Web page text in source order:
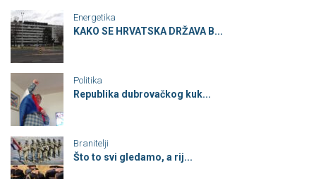
Energetika
KAKO SE HRVATSKA DRŽAVA B...
Politika
Republika dubrovačkog kuk...
Branitelji
Što to svi gledamo, a rij...